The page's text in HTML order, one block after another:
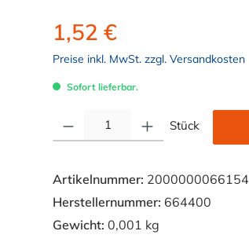
1,52 €
Preise inkl. MwSt. zzgl. Versandkosten
Sofort lieferbar.
Stück
Artikelnummer: 2000000066154
Herstellernummer: 664400
Gewicht: 0,001 kg